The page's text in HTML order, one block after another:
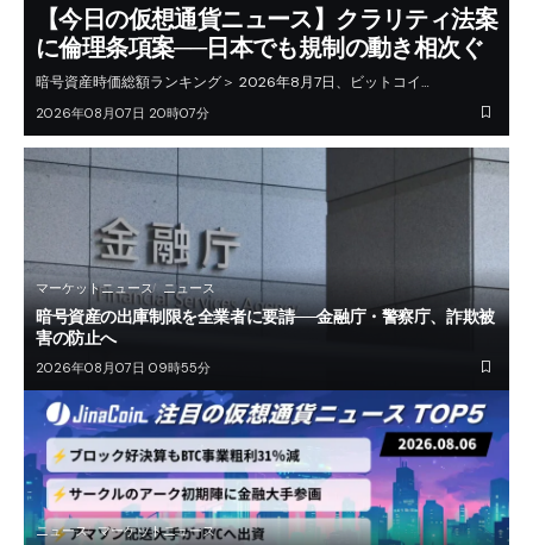
【今日の仮想通貨ニュース】クラリティ法案
に倫理条項案──日本でも規制の動き相次ぐ
暗号資産時価総額ランキング＞ 2026年8月7日、ビットコイ…
2026年08月07日 20時07分
マーケットニュース ニュース
暗号資産の出庫制限を全業者に要請──金融庁・警察庁、詐欺被
害の防止へ
2026年08月07日 09時55分
ニュース マーケットニュース